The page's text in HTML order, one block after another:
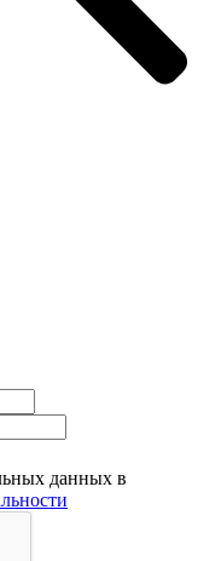
данных в